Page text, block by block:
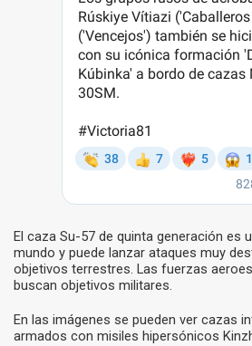
El caza Su-57 de quinta generación es
mundo y puede lanzar ataques muy
objetivos terrestres. Las fuerzas
buscan objetivos militares.
En las imágenes se pueden ver cazas
armados con misiles hipersónicos